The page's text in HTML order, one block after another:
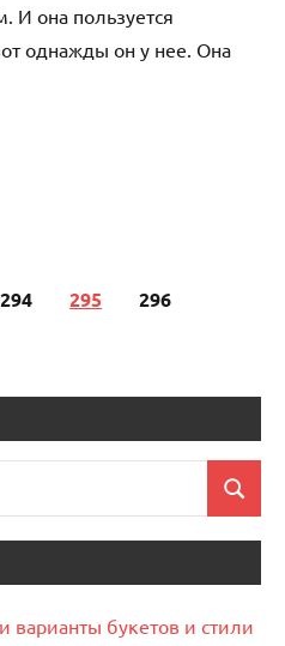
И она пользуется
однажды он у нее. Она
294 295
296
Поиск
варианты букетов и стили